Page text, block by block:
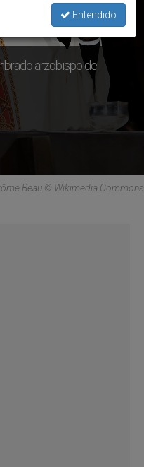
arzobispo de
Beau © Wikimedia Commons
Entendido